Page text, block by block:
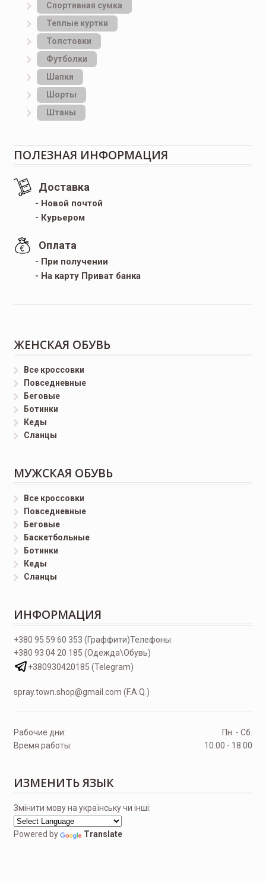
Спортивная сумка
Теплые куртки
Толстовки
Футболки
Шапки
Шорты
Штаны
ПОЛЕЗНАЯ ИНФОРМАЦИЯ
Доставка
- Новой почтой
- Курьером
Оплата
- При получении
- На карту Приват банка
ЖЕНСКАЯ ОБУВЬ
Все кроссовки
Повседневные
Беговые
Ботинки
Кеды
Сланцы
МУЖСКАЯ ОБУВЬ
Все кроссовки
Повседневные
Беговые
Баскетбольные
Ботинки
Кеды
Сланцы
ИНФОРМАЦИЯ
Телефоны:
+380 95 59 60 353 (Граффити)
+380 93 04 20 185 (Одежда\Обувь)
+380930420185 (Telegram)
spray.town.shop@gmail.com (F.A.Q.)
Рабочие дни:
Пн. - Сб.
Время работы:
10.00 - 18.00
ИЗМЕНИТЬ ЯЗЫК
Змінити мову на українську чи інші:
Powered by Translate